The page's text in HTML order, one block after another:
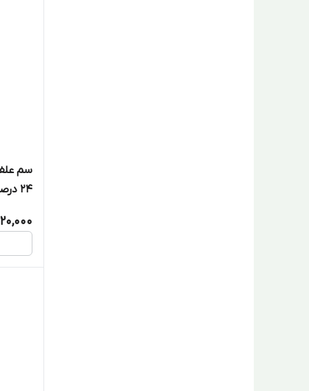
سم